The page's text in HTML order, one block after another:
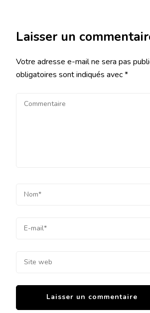
Laisser un
Votre adresse e-mail ne sera pas
obligatoires sont indiqués avec*